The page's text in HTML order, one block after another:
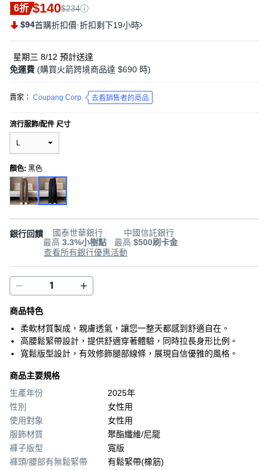
6折 $140$234
$94首購折扣價·折扣剩下19小時
星期三 8/12 預計送達
免運費 (購買火箭跨境商品達 $690 時)
賣家： Coupang Corp. 去看銷售者的商品
流行服飾/配件 尺寸
L
顏色: 黑色
銀行回饋
國泰世華銀行
最高 3.3%小樹點
中國信託銀行
最高 $500刷卡金
查看所有銀行優惠活動
商品特色
柔軟材質製成，親膚透氣，讓您一整天都感到舒適自在。
高腰鬆緊帶設計，提供舒適穿著體驗，同時拉長身形比例。
寬鬆版型設計，有效修飾腿部線條，展現自信優雅的風格。
商品主要規格
生產年份
2025年
性別
女性用
使用對象
女性用
服飾材質
聚酯纖維/尼龍
褲子版型
寬版
褲頭/腰部有無鬆緊帶
有鬆緊帶(橡筋)